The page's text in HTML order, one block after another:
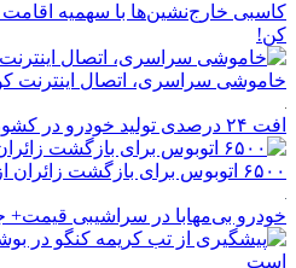
کن!
خاموشی سراسری، اتصال اینترنت
افت ۲۴ درصدی تولید خودرو در کشور
۶۵۰۰ اتوبوس برای بازگشت زائران از مرز مهران اعزام می‌شود
خودرو بی‌مهابا در سراشیبی